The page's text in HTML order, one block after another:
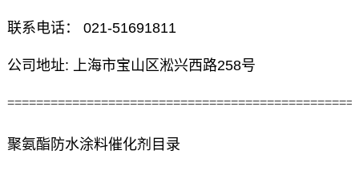
联系电话： 021-51691811
公司地址: 上海市宝山区淞兴西路258号
聚氨酯防水涂料催化剂目录